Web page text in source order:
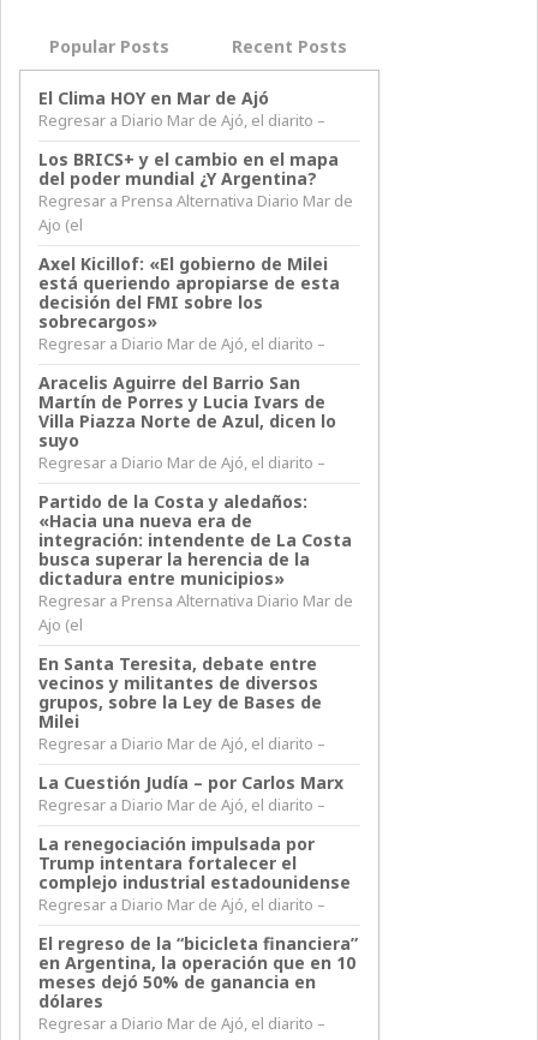
Popular Posts Recent Posts
El Clima HOY en Mar de Ajó
Regresar a Diario Mar de Ajó, el diarito –
Los BRICS+ y el cambio en el mapa
del poder mundial ¿Y Argentina?
Regresar a Prensa Alternativa Diario Mar de
Ajo (el
Axel Kicillof: «El gobierno de Milei
está queriendo apropiarse de esta
decisión del FMI sobre los
sobrecargos»
Regresar a Diario Mar de Ajó, el diarito –
Aracelis Aguirre del Barrio San
Martín de Porres y Lucia Ivars de
Villa Piazza Norte de Azul, dicen lo
suyo
Regresar a Diario Mar de Ajó, el diarito –
Partido de la Costa y aledaños:
«Hacia una nueva era de
integración: intendente de La Costa
busca superar la herencia de la
dictadura entre municipios»
Regresar a Prensa Alternativa Diario Mar de
Ajo (el
En Santa Teresita, debate entre
vecinos y militantes de diversos
grupos, sobre la Ley de Bases de
Milei
Regresar a Diario Mar de Ajó, el diarito –
La Cuestión Judía – por Carlos Marx
Regresar a Diario Mar de Ajó, el diarito –
La renegociación impulsada por
Trump intentara fortalecer el
complejo industrial estadounidense
Regresar a Diario Mar de Ajó, el diarito –
El regreso de la “bicicleta financiera”
en Argentina, la operación que en 10
meses dejó 50% de ganancia en
dólares
Regresar a Diario Mar de Ajó, el diarito –